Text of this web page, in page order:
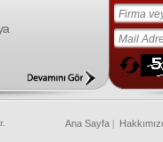
Ana Sayfa|